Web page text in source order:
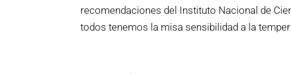
recomendaciones del Instituto Nacional de
todos tenemos la misa sensibilidad a la